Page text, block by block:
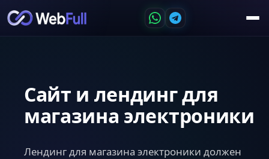
Сайт и лендинг для
магазина электроники
Лендинг для магазина электроники должен